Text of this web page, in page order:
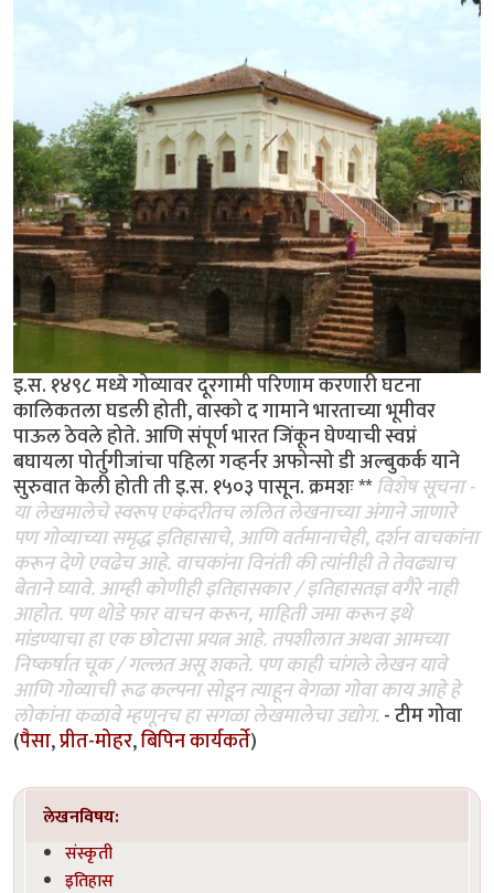
इ.स. १४९८ मध्ये गोव्यावर दूरगामी परिणाम करणारी घटना
कालिकतला घडली होती, वास्को द गामाने भारताच्या भूमीवर
पाऊल ठेवले होते. आणि संपूर्ण भारत जिंकून घेण्याची स्वप्नं
बघायला पोर्तुगीजांचा पहिला गव्हर्नर अफोन्सो डी अल्बुकर्क याने
सुरुवात केली होती ती इ.स. १५०३ पासून. क्रमशः **विशेष सूचना -
या लेखमालेचे स्वरूप एकंदरीतच ललित लेखनाच्या अंगाने जाणारे
पण गोव्याच्या समृद्ध इतिहासाचे, आणि वर्तमानाचेही, दर्शन वाचकांना
करून देणे एवढेच आहे. वाचकांना विनंती की त्यांनीही ते तेवढ्याच
बेताने घ्यावे. आम्ही कोणीही इतिहासकार / इतिहासतज्ञ वगैरे नाही
आहोत. पण थोडे फार वाचन करून, माहिती जमा करून इथे
मांडण्याचा हा एक छोटासा प्रयत्न आहे. तपशीलात अथवा आमच्या
निष्कर्षात चूक / गल्लत असू शकते. पण काही चांगले लेखन यावे
आणि गोव्याची रूढ कल्पना सोडून त्याहून वेगळा गोवा काय आहे हे
लोकांना कळावे म्हणूनच हा सगळा लेखमालेचा उद्योग.- टीम गोवा
(पैसा,प्रीत-मोहर,बिपिन कार्यकर्ते)
लेखनविषय:
संस्कृती
इतिहास